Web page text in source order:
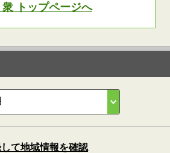
トップページへ
て地域情報を確認